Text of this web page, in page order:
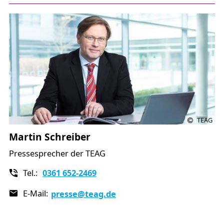
TEAG
Martin Schreiber
Pressesprecher der TEAG
Tel.: 0361 652-2469
E-Mail: presse@teag.de